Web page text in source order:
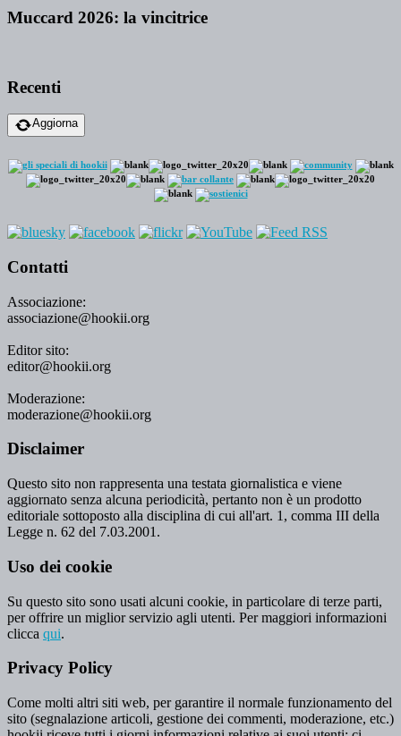
Muccard 2026: la vincitrice
Recenti
Aggiorna
Contatti
Associazione:
associazione@hookii.org
Editor sito:
editor@hookii.org
Moderazione:
moderazione@hookii.org
Disclaimer
Questo sito non rappresenta una testata giornalistica e viene
aggiornato senza alcuna periodicità, pertanto non è un prodotto
editoriale sottoposto alla disciplina di cui all'art. 1, comma III della
Legge n. 62 del 7.03.2001.
Uso dei cookie
Su questo sito sono usati alcuni cookie, in particolare di terze parti,
per offrire un miglior servizio agli utenti. Per maggiori informazioni
clicca qui.
Privacy Policy
Come molti altri siti web, per garantire il normale funzionamento del
sito (segnalazione articoli, gestione dei commenti, moderazione, etc.)